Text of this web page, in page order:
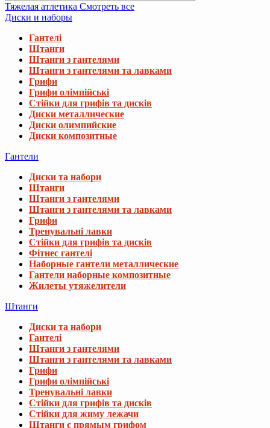
Тяжелая атлетика Смотреть все
Диски и наборы
Гантелі
Штанги
Штанги з гантелями
Штанги з гантелями та лавками
Грифи
Грифи олімпійські
Стійки для грифів та дисків
Диски металлические
Диски олимпийские
Диски композитные
Гантели
Диски та набори
Штанги
Штанги з гантелями
Штанги з гантелями та лавками
Грифи
Тренувальні лавки
Стійки для грифів та дисків
Фітнес гантелі
Наборные гантели металлические
Гантели наборные композитные
Жилеты утяжелители
Штанги
Диски та набори
Гантелі
Штанги з гантелями
Штанги з гантелями та лавками
Грифи
Грифи олімпійські
Тренувальні лавки
Стійки для грифів та дисків
Стійки для жиму лежачи
Штанги с прямым грифом